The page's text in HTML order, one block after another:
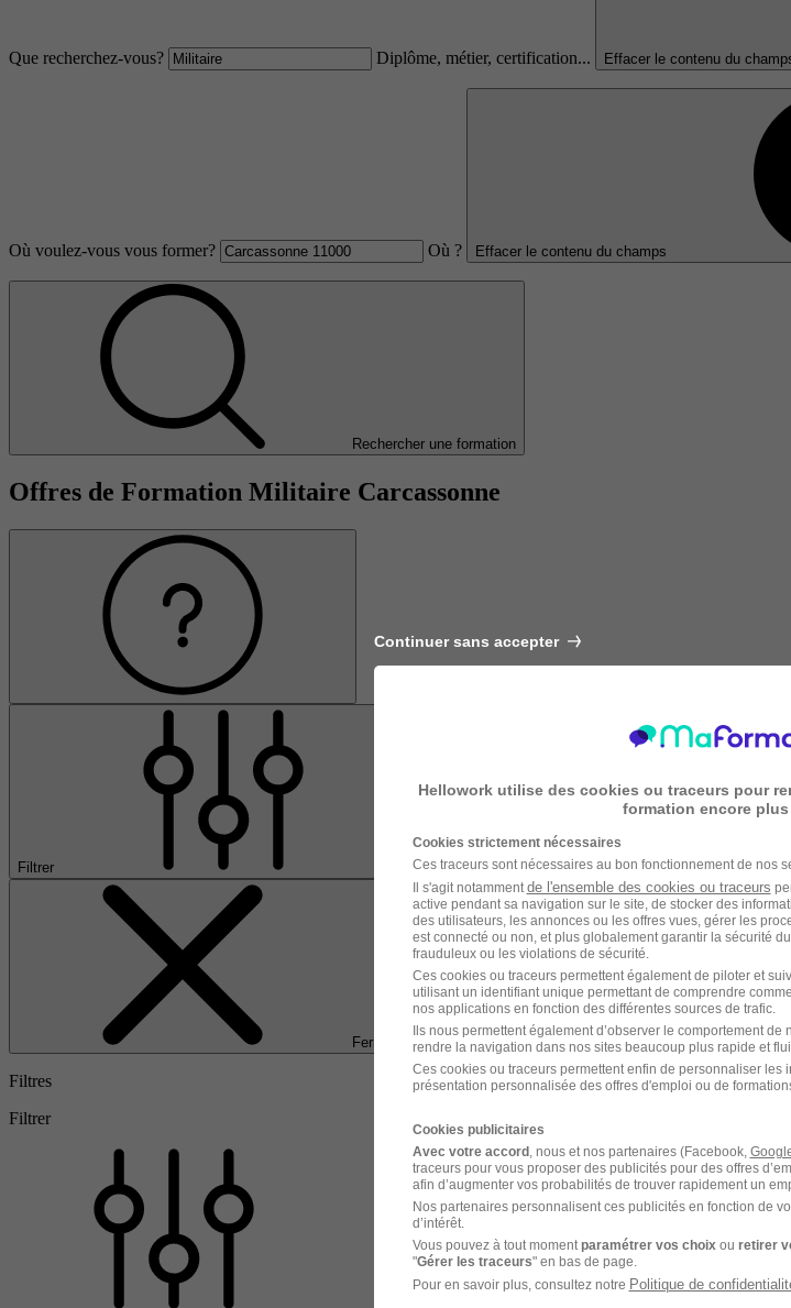
Que recherchez-vous? Diplôme, métier, certification... Effacer le contenu du
Où voulez-vous vous former? Où ? Effacer le contenu du champs
Rechercher une formation
Offres de Formation Militaire Carcassonne
Filtrer
Fermer
Filtres
Filtrer
Continuer sans accepter
Hellowork utilise des cookies ou traceurs pour
formation encore
Cookies strictement nécessaires
Ces traceurs sont nécessaires au bon fonctionnement de nos
Il s'agit notamment de l'ensemble des cookies ou traceurs
active pendant sa navigation sur le site, de stocker des
des utilisateurs, les annonces ou les offres vues, gérer les
est connecté ou non, et plus globalement garantir la sécurité
frauduleux ou les violations de sécurité.
Ces cookies ou traceurs permettent également de piloter et
utilisant un identifiant unique permettant de comprendre
nos applications en fonction des différentes sources de trafic.
Ils nous permettent également d’observer le comportement
rendre la navigation dans nos sites beaucoup plus rapide et
Ces cookies ou traceurs permettent enfin de personnaliser les
présentation personnalisée des offres d'emploi ou de
Cookies publicitaires
Avec votre accord, nous et nos partenaires (Facebook,
traceurs pour vous proposer des publicités pour des offres
afin d’augmenter vos probabilités de trouver rapidement un
Nos partenaires personnalisent ces publicités en fonction de
d’intérêt.
Vous pouvez à tout moment paramétrer vos choix ou retirer
"Gérer les traceurs" en bas de page.
Pour en savoir plus, consultez notre Politique de